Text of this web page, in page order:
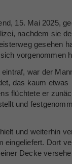
15. Mai 2025,
nachdem sie
gesehen
vorgenommen
war der
das kaum etwas
flüchtete er
und
und weiterhin
eingeliefert. Dort
Decke